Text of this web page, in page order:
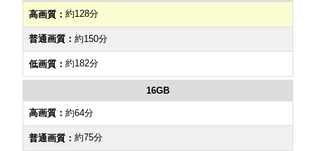
約128分
約150分
約182分
16GB
約64分
約75分